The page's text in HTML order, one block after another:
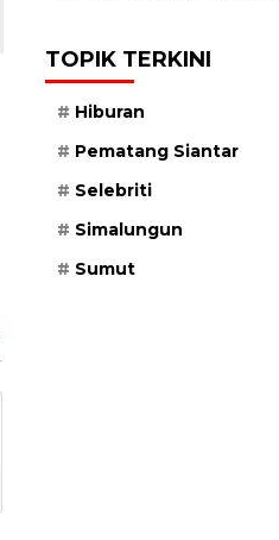
TOPIK TERKINI
Hiburan
Pematang Siantar
Selebriti
Simalungun
Sumut